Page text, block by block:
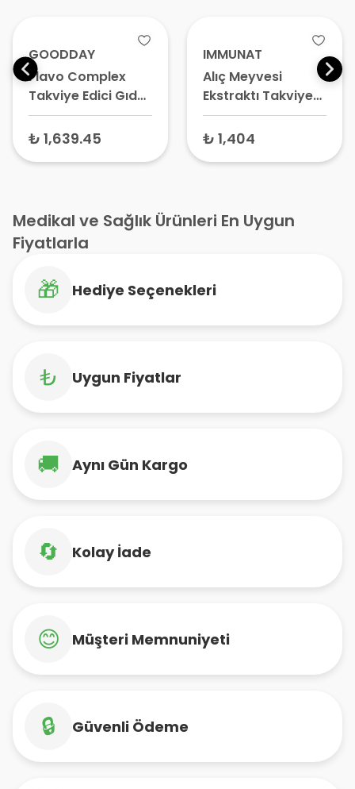
GOODDAY
Flavo Complex
Takviye Edici Gıda
60 Tablet
₺ 1,639.45
IMMUNAT
Alıç Meyvesi
Ekstraktı Takviye
Edici Gıda 250 ml
₺ 1,404
Medikal ve Sağlık Ürünleri En Uygun
Fiyatlarla
🎁 Hediye Seçenekleri
₺ Uygun Fiyatlar
🚚 Aynı Gün Kargo
🔄 Kolay İade
😊 Müşteri Memnuniyeti
🔒 Güvenli Ödeme